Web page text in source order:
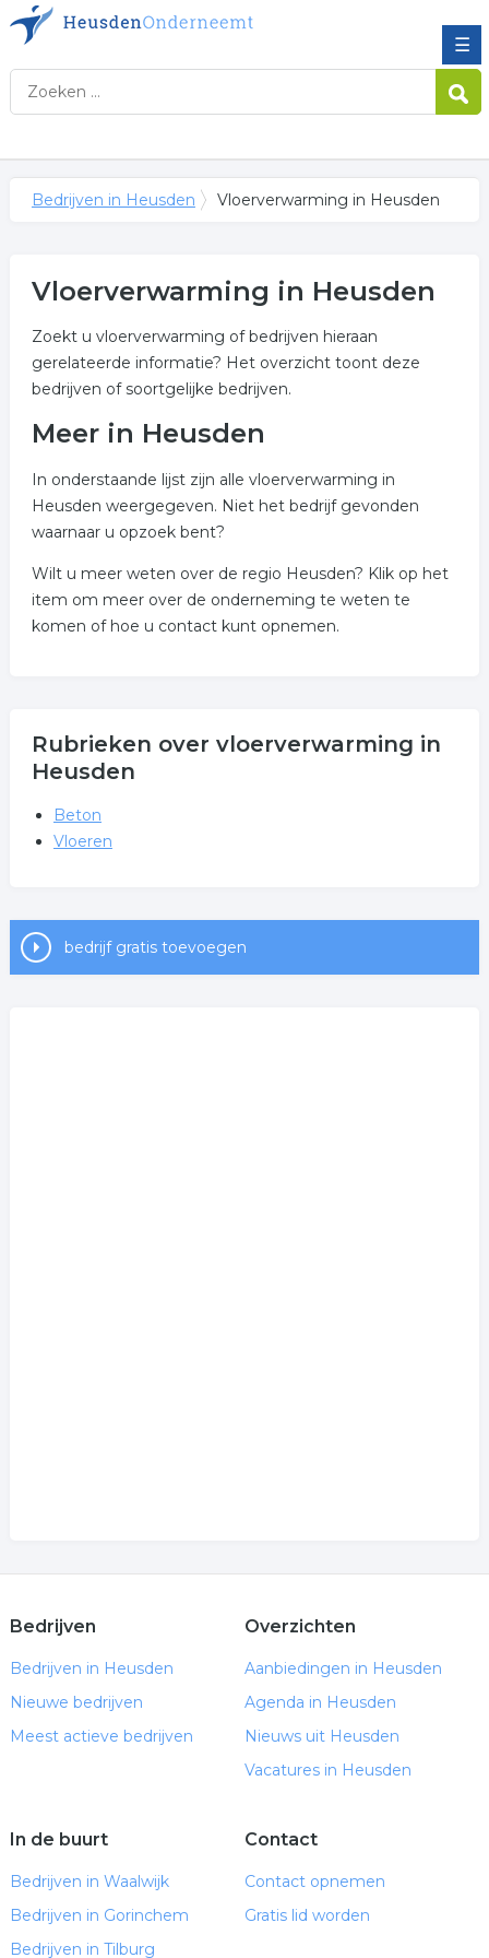
☰
Bedrijven in Heusden Vloerverwarming in Heusden
Vloerverwarming in Heusden
Zoekt u vloerverwarming of bedrijven hieraan
gerelateerde informatie? Het overzicht toont deze
bedrijven of soortgelijke bedrijven.
Meer in Heusden
In onderstaande lijst zijn alle vloerverwarming in
Heusden weergegeven. Niet het bedrijf gevonden
waarnaar u opzoek bent?
Wilt u meer weten over de regio Heusden? Klik op het
item om meer over de onderneming te weten te
komen of hoe u contact kunt opnemen.
Rubrieken over vloerverwarming in
Heusden
Beton
Vloeren
bedrijf gratis toevoegen
Bedrijven
Bedrijven in Heusden
Nieuwe bedrijven
Meest actieve bedrijven
Overzichten
Aanbiedingen in Heusden
Agenda in Heusden
Nieuws uit Heusden
Vacatures in Heusden
In de buurt
Bedrijven in Waalwijk
Bedrijven in Gorinchem
Bedrijven in Tilburg
Contact
Contact opnemen
Gratis lid worden